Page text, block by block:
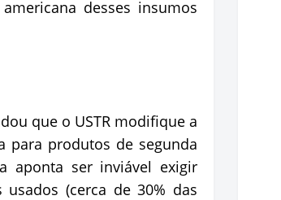
desses insumos
que o USTR modifique a
para produtos de segunda
aponta ser inviável exigir
(cerca de 30% das